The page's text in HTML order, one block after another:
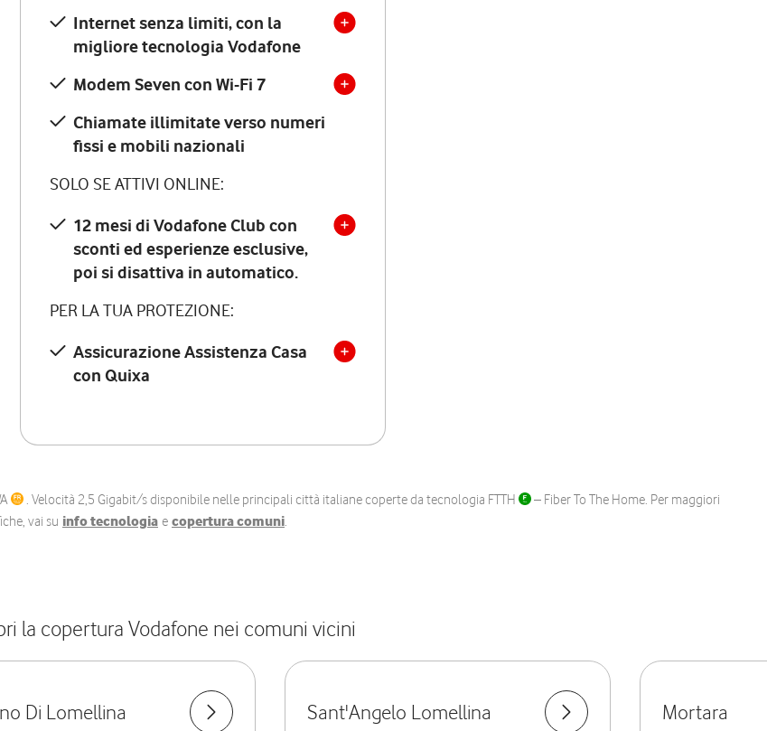
Internet senza limiti, con la
migliore tecnologia Vodafone
Modem Seven con Wi-Fi 7
Chiamate illimitate verso numeri
fissi e mobili nazionali
SOLO SE ATTIVI ONLINE:
12 mesi di Vodafone Club con
sconti ed esperienze esclusive,
poi si disattiva in automatico.
PER LA TUA PROTEZIONE:
Assicurazione Assistenza Casa
con Quixa
. Velocità 2,5 Gigabit/s disponibile nelle principali città italiane coperte da tecnologia FTTH
– Fiber To The Home. Per maggiori
vai su info tecnologia e copertura comuni.
la copertura Vodafone nei comuni vicini
Di Lomellina Sant'Angelo Lomellina Mortara